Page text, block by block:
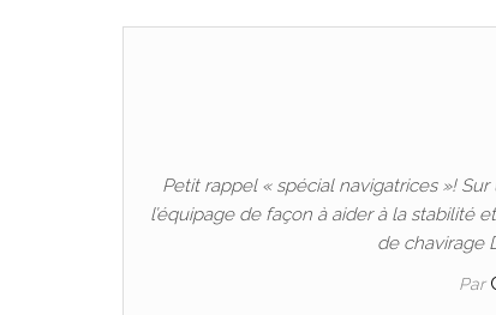
Petit rappel « spécial navigatrices »!
l’équipage de façon à aider à la stabilité
de chavirage
Par